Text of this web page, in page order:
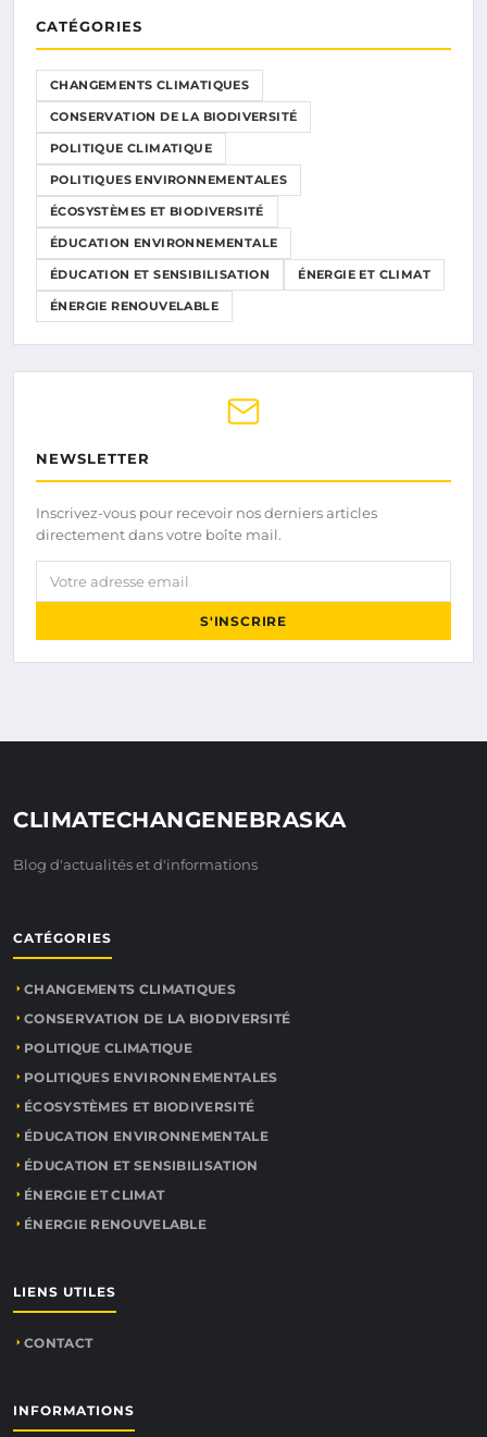
CATÉGORIES
CHANGEMENTS CLIMATIQUES
CONSERVATION DE LA BIODIVERSITÉ
POLITIQUE CLIMATIQUE
POLITIQUES ENVIRONNEMENTALES
ÉCOSYSTÈMES ET BIODIVERSITÉ
ÉDUCATION ENVIRONNEMENTALE
ÉDUCATION ET SENSIBILISATION ÉNERGIE ET CLIMAT
ÉNERGIE RENOUVELABLE
NEWSLETTER
Inscrivez-vous pour recevoir nos derniers articles
directement dans votre boîte mail.
Votre adresse email
S'INSCRIRE
CLIMATECHANGENEBRASKA
Blog d'actualités et d'informations
CATÉGORIES
CHANGEMENTS CLIMATIQUES
CONSERVATION DE LA BIODIVERSITÉ
POLITIQUE CLIMATIQUE
POLITIQUES ENVIRONNEMENTALES
ÉCOSYSTÈMES ET BIODIVERSITÉ
ÉDUCATION ENVIRONNEMENTALE
ÉDUCATION ET SENSIBILISATION
ÉNERGIE ET CLIMAT
ÉNERGIE RENOUVELABLE
LIENS UTILES
CONTACT
INFORMATIONS